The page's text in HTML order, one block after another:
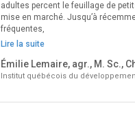
adultes percent le feuillage de
mise en marché. Jusqu’à
fréquentes,
Lire la suite
Émilie Lemaire, agr., M. Sc.,
Institut québécois du